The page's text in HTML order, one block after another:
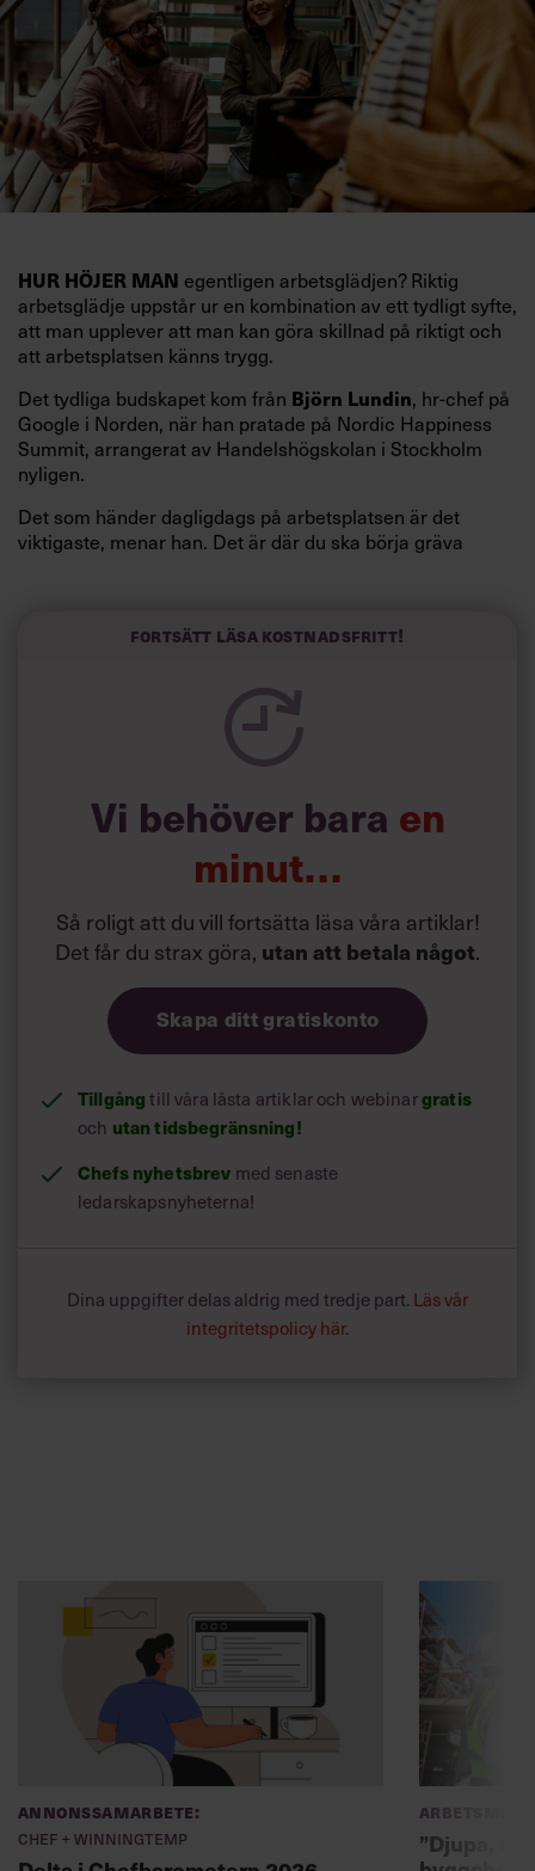
HUR HÖJER MAN egentligen arbetsglädjen? Riktig
arbetsglädje uppstår ur en kombination av ett tydligt syfte,
att man upplever att man kan göra skillnad på riktigt och
att arbetsplatsen känns trygg.
Det tydliga budskapet kom från Björn Lundin, hr-chef på
Google i Norden, när han pratade på Nordic Happiness
Summit, arrangerat av Handelshögskolan i Stockholm
nyligen.
Det som händer dagligdags på arbetsplatsen är det
viktigaste, menar han. Det är där du ska börja gräva
och höjt arbetsglädjen på Google:
Fortsätt läsa kostnadsfritt!
Vi behöver bara en
minut…
Så roligt att du vill fortsätta läsa våra artiklar!
Det får du strax göra, utan att betala något.
Skapa ditt gratiskonto
Tillgångtill våra låsta artiklar och webinargratis
och utan tidsbegränsning!
Chefs nyhetsbrev med senaste
ledarskapsnyheterna!
Dina uppgifter delas aldrig med tredje part. Läs vår
integritetspolicy här.
Annonssamarbete:
Chef + Winningtemp
Delta i Chefbarometern 2026
”Djupa,